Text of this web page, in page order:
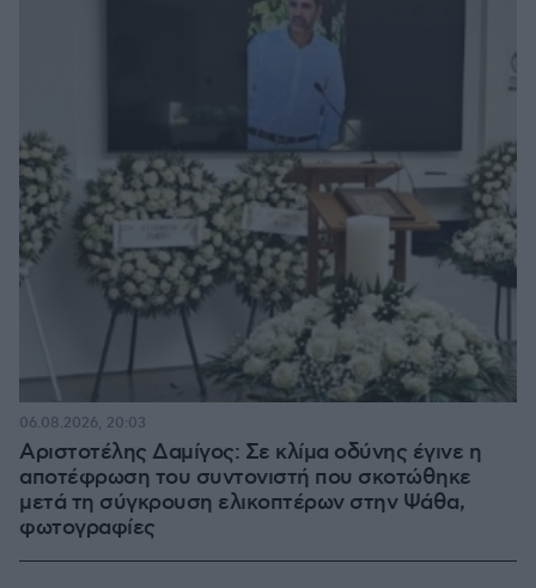
Αριστοτέλης Δαμίγος: Σε κλίμα οδύνης έγινε η
αποτέφρωση του συντονιστή που σκοτώθηκε
μετά τη σύγκρουση ελικοπτέρων στην Ψάθα,
φωτογραφίες
06.08.2026, 20:03